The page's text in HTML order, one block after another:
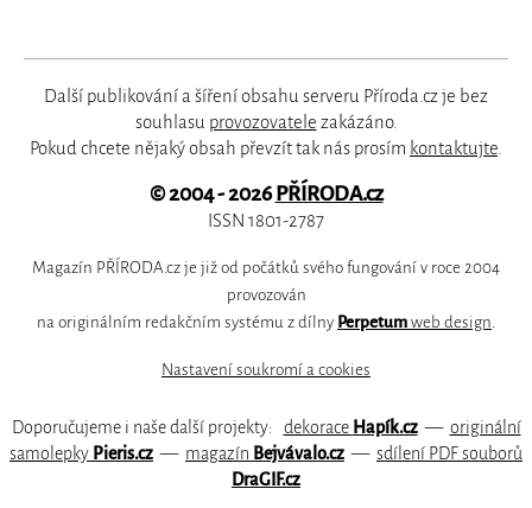
Další publikování a šíření obsahu serveru Příroda.cz je bez
souhlasu provozovatele zakázáno.
Pokud chcete nějaký obsah převzít tak nás prosím kontaktujte.
© 2004 - 2026PŘÍRODA.cz
ISSN 1801-2787
Magazín PŘÍRODA.cz je již od počátků svého fungování v roce 2004
provozován
na originálním redakčním systému z dílny Perpetum web design
Nastavení soukromí a cookies
Doporučujeme i naše další projekty: dekorace Hapík.cz— originální
samolepky Pieris.cz — magazín Bejvávalo.cz — sdílení PDF souborů
DraGIF.cz